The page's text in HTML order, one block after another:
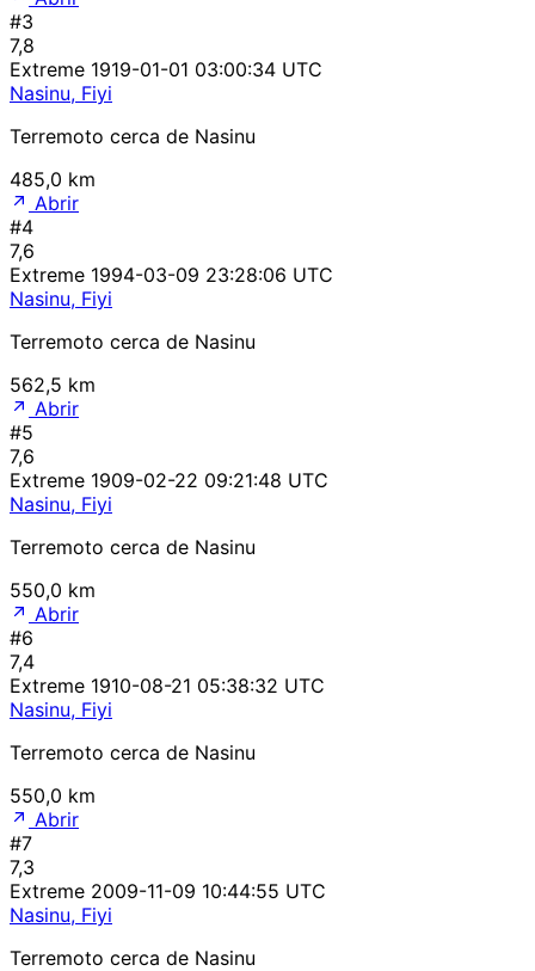
#3
7,8
Extreme 1919-01-01 03:00:34 UTC
Nasinu, Fiyi
Terremoto cerca de Nasinu
485,0 km
Abrir
#4
7,6
Extreme 1994-03-09 23:28:06 UTC
Nasinu, Fiyi
Terremoto cerca de Nasinu
562,5 km
Abrir
#5
7,6
Extreme 1909-02-22 09:21:48 UTC
Nasinu, Fiyi
Terremoto cerca de Nasinu
550,0 km
Abrir
#6
7,4
Extreme 1910-08-21 05:38:32 UTC
Nasinu, Fiyi
Terremoto cerca de Nasinu
550,0 km
Abrir
#7
7,3
Extreme 2009-11-09 10:44:55 UTC
Nasinu, Fiyi
Terremoto cerca de Nasinu